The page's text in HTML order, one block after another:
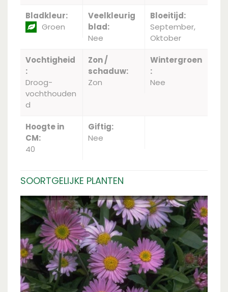
Bladkleur:
Groen
Veelkleurig
blad:
Nee
Bloeitijd:
September,
Oktober
Vochtigheid
:
Droog-
vochthouden
d
Zon /
schaduw:
Zon
Wintergroen
:
Nee
Hoogte in
CM:
40
Giftig:
Nee
SOORTGELIJKE PLANTEN